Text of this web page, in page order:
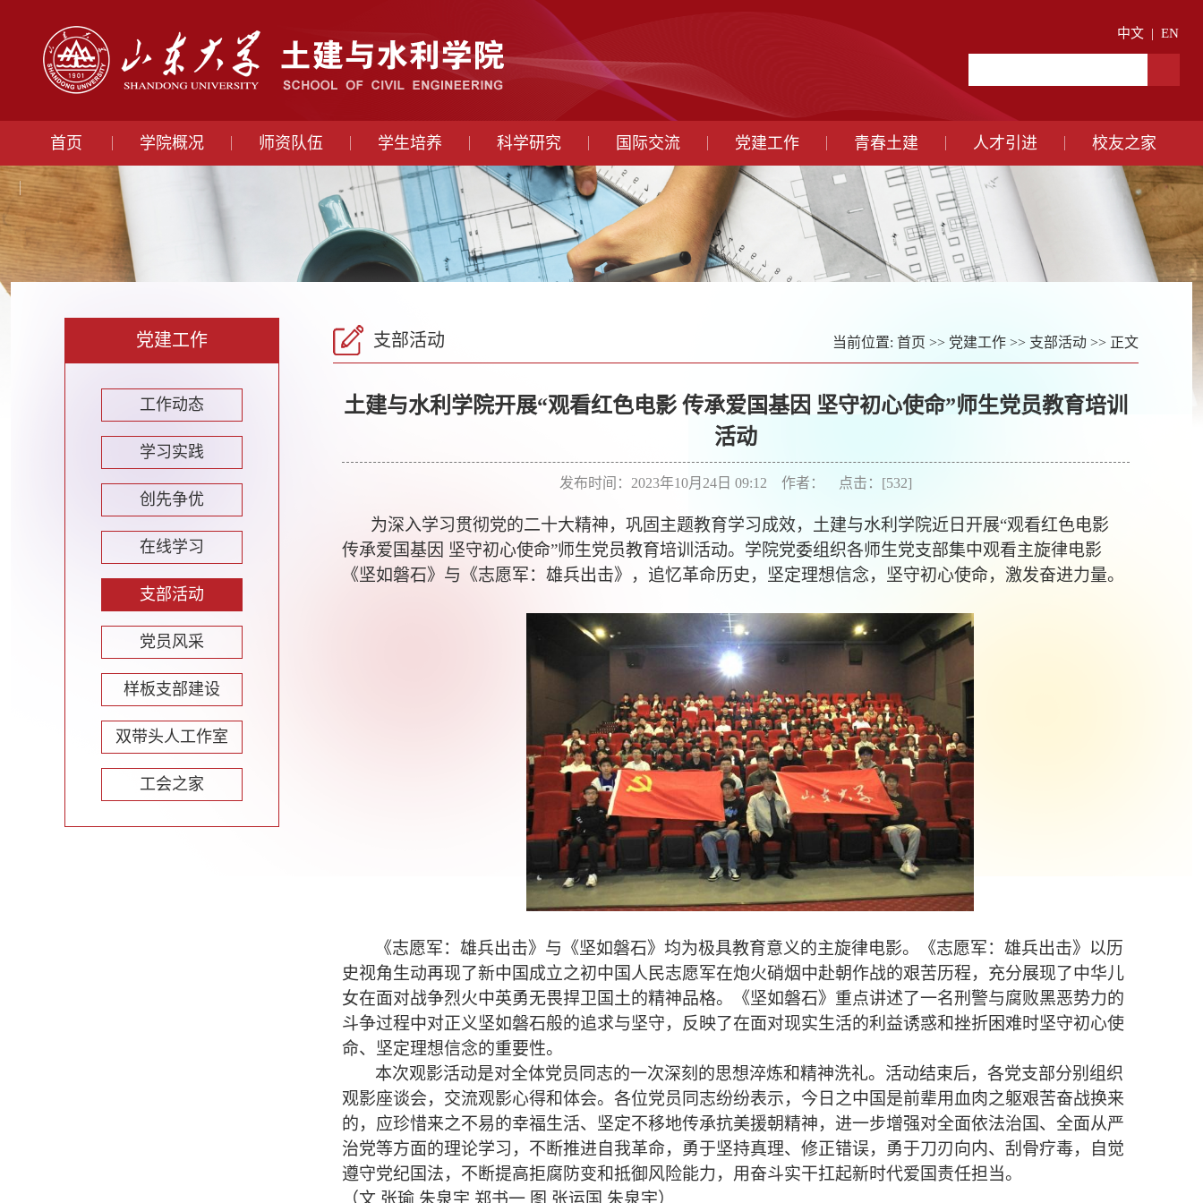
中文 | EN
首页 学院概况 师资队伍 学生培养 科学研究 国际交流 党建工作 青春土建 人才引进 校友之家
党建工作
工作动态
学习实践
创先争优
在线学习
支部活动
党员风采
样板支部建设
双带头人工作室
工会之家
支部活动 当前位置: 首页 >> 党建工作 >> 支部活动 >> 正文
土建与水利学院开展“观看红色电影 传承爱国基因 坚守初心使命”师生党员教育培训
活动
发布时间：2023年10月24日 09:12 作者： 点击：[532]
为深入学习贯彻党的二十大精神，巩固主题教育学习成效，土建与水利学院近日开展“观看红色电影
传承爱国基因 坚守初心使命”师生党员教育培训活动。学院党委组织各师生党支部集中观看主旋律电影
《坚如磐石》与《志愿军：雄兵出击》，追忆革命历史，坚定理想信念，坚守初心使命，激发奋进力量。
《志愿军：雄兵出击》与《坚如磐石》均为极具教育意义的主旋律电影。《志愿军：雄兵出击》以历
史视角生动再现了新中国成立之初中国人民志愿军在炮火硝烟中赴朝作战的艰苦历程，充分展现了中华儿
女在面对战争烈火中英勇无畏捍卫国土的精神品格。《坚如磐石》重点讲述了一名刑警与腐败黑恶势力的
斗争过程中对正义坚如磐石般的追求与坚守，反映了在面对现实生活的利益诱惑和挫折困难时坚守初心使
命、坚定理想信念的重要性。
本次观影活动是对全体党员同志的一次深刻的思想淬炼和精神洗礼。活动结束后，各党支部分别组织
观影座谈会，交流观影心得和体会。各位党员同志纷纷表示，今日之中国是前辈用血肉之躯艰苦奋战换来
的，应珍惜来之不易的幸福生活、坚定不移地传承抗美援朝精神，进一步增强对全面依法治国、全面从严
治党等方面的理论学习，不断推进自我革命，勇于坚持真理、修正错误，勇于刀刃向内、刮骨疗毒，自觉
遵守党纪国法，不断提高拒腐防变和抵御风险能力，用奋斗实干扛起新时代爱国责任担当。